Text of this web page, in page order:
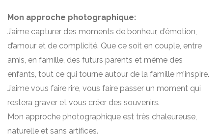
Mon approche photographique:
J’aime capturer des moments de bonheur, d’émotion,
d’amour et de complicité. Que ce soit en couple, entre
amis, en famille, des futurs parents et même des
enfants, tout ce qui tourne autour de la famille m’inspire.
J’aime vous faire rire, vous faire passer un moment qui
restera graver et vous créer des souvenirs.
Mon approche photographique est très chaleureuse,
naturelle et sans artifices.